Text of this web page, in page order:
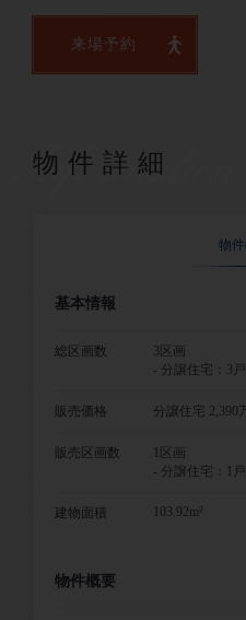
来場予約
物件詳細
物
基本情報
総区画数
3区画
- 分譲住宅：3戸
販売価格 分譲住宅 2,390
販売区画数
1区画
- 分譲住宅：1戸
建物面積 103.92m²
物件概要